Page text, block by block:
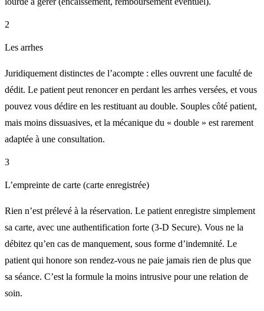
2
Les arrhes
Juridiquement distinctes de l’acompte : elles ouvrent une faculté de
dédit. Le patient peut renoncer en perdant les arrhes versées, et vous
pouvez vous dédire en les restituant au double. Souples côté patient,
mais moins dissuasives, et la mécanique du « double » est rarement
adaptée à une consultation.
3
L’empreinte de carte (carte enregistrée)
Rien n’est prélevé à la réservation. Le patient enregistre simplement
sa carte, avec une authentification forte (3-D Secure). Vous ne la
débitez qu’en cas de manquement, sous forme d’indemnité. Le
patient qui honore son rendez-vous ne paie jamais rien de plus que
sa séance. C’est la formule la moins intrusive pour une relation de
soin.